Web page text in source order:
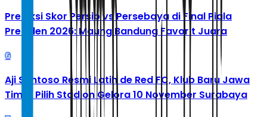
Prediksi Skor Persib vs Persebaya di Final Piala
Presiden 2026: Maung Bandung Favorit Juara
6
Aji Santoso Resmi Latih de Red FC, Klub Baru Jawa
Timur Pilih Stadion Gelora 10 November Surabaya